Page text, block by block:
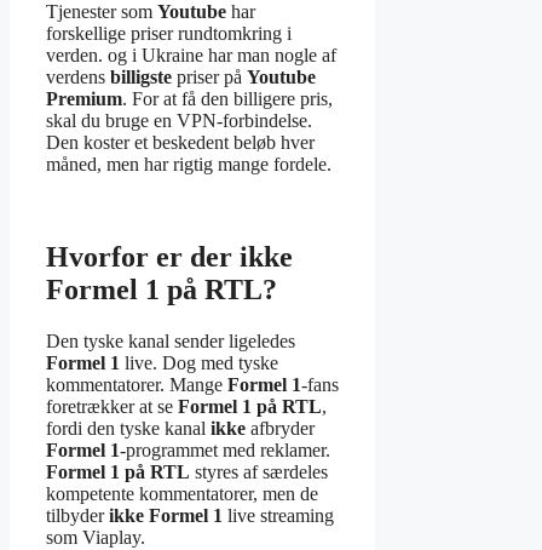
Tjenester som Youtube har
forskellige priser rundtomkring i
verden. og i Ukraine har man nogle af
verdens billigste priser på Youtube
Premium. For at få den billigere pris,
skal du bruge en VPN-forbindelse.
Den koster et beskedent beløb hver
måned, men har rigtig mange fordele.
Hvorfor er der ikke
Formel 1 på RTL?
Den tyske kanal sender ligeledes
Formel 1 live. Dog med tyske
kommentatorer. Mange Formel 1-fans
foretrækker at se Formel 1 på RTL,
fordi den tyske kanal ikke afbryder
Formel 1-programmet med reklamer.
Formel 1 på RTL styres af særdeles
kompetente kommentatorer, men de
tilbyderikke Formel 1 live streaming
som Viaplay.